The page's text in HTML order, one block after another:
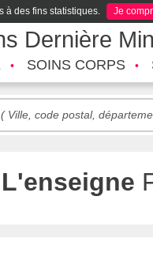
à des fins statistiques. Je
Dernière
SOINS CORPS
L'enseigne